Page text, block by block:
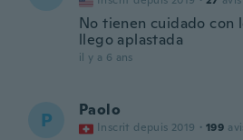
No tienen cuidado con
llego aplastada
il y a 6 ans
P Paolo
Inscrit depuis 2019 · 199